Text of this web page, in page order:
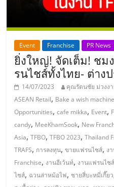
ไชส์,
รวม
แฟ
รน
ไชส์
ขาย
Event Franchise PR News
ยิ่งใหญ่! จัดเต็ม! ชม
รนไชส์ทั้งไทย- ต่าง
14/07/2023 คุณรัตนชัย ม่วงงา
ASEAN Retail, Bake a wish machine
Opportunities,cafe mikka, Event,
candy, MeeKhamSook, New
Asia,TFBO,TFBO 2023,Thailand
TRAFS, การลงทุน,ขายแฟรนไชส์, ง
Franchise, งานอีเว้นท์, งานแฟรนไชส์
ไชส์, ฉวนล่าหม้อไฟ, ชายสี่บะหมี่เกี๊ยว